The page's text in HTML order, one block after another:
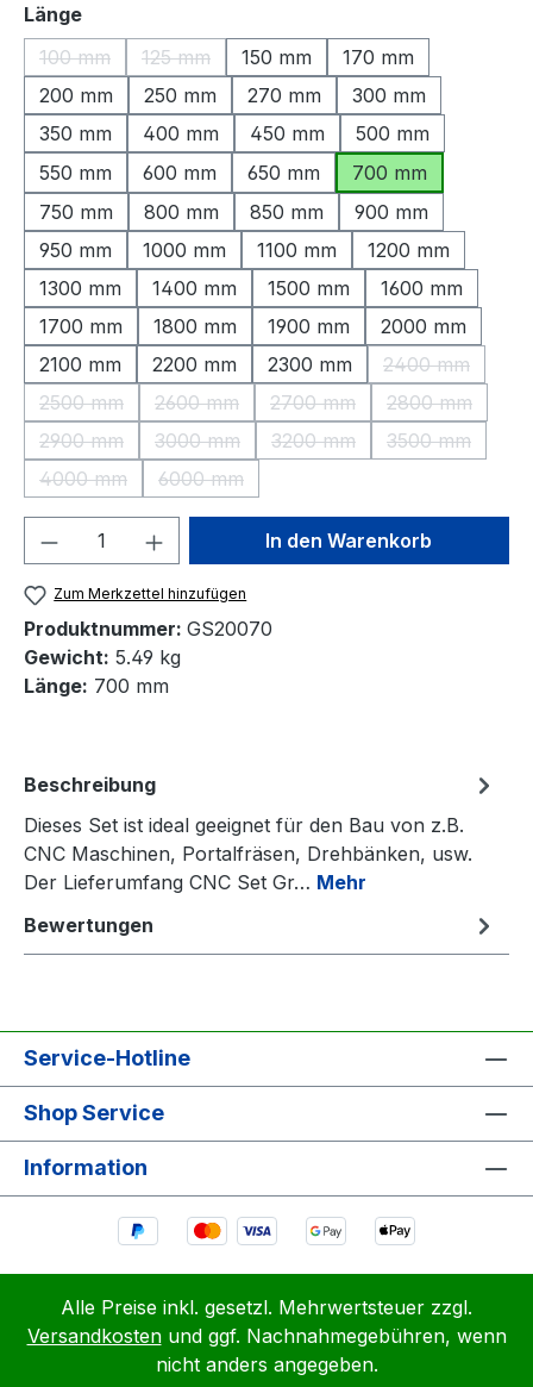
Längeauswählen
100 mm
(Diese Option ist zurzeit nicht verfügbar.)
125 mm
(Diese Option ist zurzeit nicht verfügbar.)
150 mm
170 mm
200 mm
250 mm 270 mm
300 mm
350 mm
400 mm 450 mm
500 mm
550 mm
600 mm 650 mm
700 mm
750 mm
800 mm 850 mm
900 mm
950 mm
1000 mm 1100 mm
1200 mm
1300 mm
1400 mm 1500 mm
1600 mm
1700 mm
1800 mm 1900 mm
2000 mm
2100 mm
2200 mm 2300 mm 2400 mm
(Diese
2500 mm
(Diese Option ist zurzeit nicht verfügbar.)
2600 mm
(Diese Option ist zurzeit nicht verfügbar.)
2700 mm
(Diese Option ist zurzeit
2800 mm
(Diese
2900 mm
(Diese Option ist zurzeit nicht verfügbar.)
3000 mm
(Diese Option ist zurzeit nicht verfügbar.)
3200 mm
(Diese Option ist zurzeit
3500 mm
(Diese
4000 mm
(Diese Option ist zurzeit nicht verfügbar.)
6000 mm
(Diese Option ist zurzeit nicht verfügbar.)
Produkt Anzahl: Gib denIn den Warenkorb
Zum Merkzettel hinzufügen
Produktnummer: GS20070
Gewicht: 5.49 kg
Länge: 700 mm
Beschreibung
Dieses Set ist ideal geeignet für den Bau von z.B.
CNC Maschinen, Portalfräsen, Drehbänken, usw.
Der Lieferumfang CNC Set Gr… Mehr
Bewertungen
Service-Hotline
Shop Service
Information
Alle Preise inkl. gesetzl. Mehrwertsteuer zzgl.
Versandkostenund ggf. Nachnahmegebühren, wenn
nicht anders angegeben.